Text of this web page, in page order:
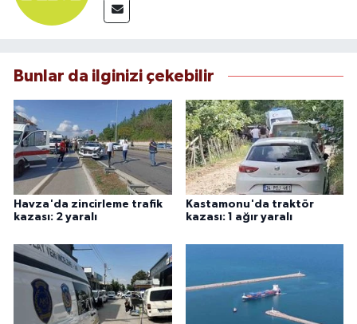
Bunlar da ilginizi çekebilir
Havza'da zincirleme trafik
kazası: 2 yaralı
Kastamonu'da traktör
kazası: 1 ağır yaralı